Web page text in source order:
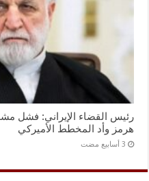
رئيس القضاء الإيراني: فشل
هرمز وأد المخطط الأميركي